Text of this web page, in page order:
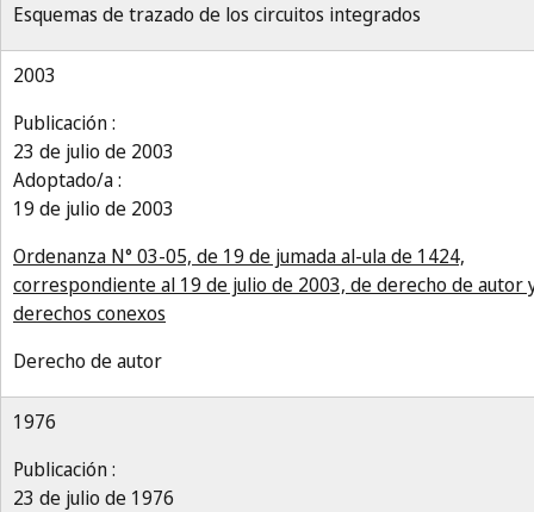
Esquemas de trazado de los circuitos integrados
2003
Publicación :
23 de julio de 2003
Adoptado/a :
19 de julio de 2003
Ordenanza N° 03-05, de 19 de jumada al-ula de 1424,
correspondiente al 19 de julio de 2003, de derecho de autor
derechos conexos
Derecho de autor
1976
Publicación :
23 de julio de 1976